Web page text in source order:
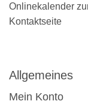
Onlinekalender
Kontaktseite
Allgemeines
Mein Konto